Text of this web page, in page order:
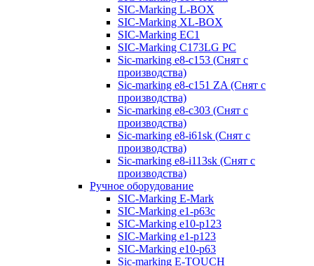
SIC-Marking L-BOX
SIC-Marking XL-BOX
SIC-Marking EC1
SIC-Marking C173LG PC
Sic-marking e8-c153 (Снят с
производства)
Sic-marking e8-c151 ZA (Снят с
производства)
Sic-marking e8-c303 (Снят с
производства)
Sic-marking e8-i61sk (Снят с
производства)
Sic-marking e8-i113sk (Снят с
производства)
Ручное оборудование
SIC-Marking E-Mark
SIC-Marking e1-p63с
SIC-Marking e10-p123
SIC-Marking e1-p123
SIC-Marking e10-p63
Sic-marking E-TOUCH